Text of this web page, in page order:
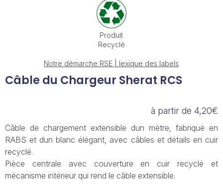
Produit
Recyclé
Notre démarche RSE | lexique des labels
Câble du Chargeur Sherat RCS
à partir de 4,20€
Câble de chargement extensible dun mètre, fabriqué en
RABS et dun blanc élégant, avec câbles et détails en cuir
recyclé.
Pièce centrale avec couverture en cuir recyclé et
mécanisme intérieur qui rend le câble extensible.